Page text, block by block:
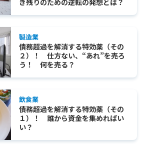
き残りのための逆転の発想とは？
製造業
債務超過を解消する特効薬（その
２）！ 仕方ない、“あれ”を売ろ
う！ 何を売る？
飲食業
債務超過を解消する特効薬（その
１）！ 誰から資金を集めればい
い？